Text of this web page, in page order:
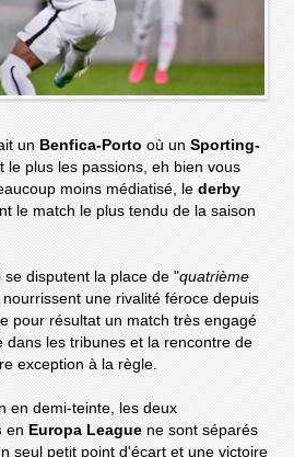
un Benfica-Porto où unSporting-
le plus les passions, eh bien vous
moins médiatisé, lederby
le match le plus tendu de la saison
disputent la place de "quatrième
nourrissent une rivalité féroce depuis
pour résultat un match très engagé
dans les tribunes et la rencontre de
exception à la règle.
en demi-teinte, les deux
en Europa League ne sont séparés
seul petit point d'écart et une victoire